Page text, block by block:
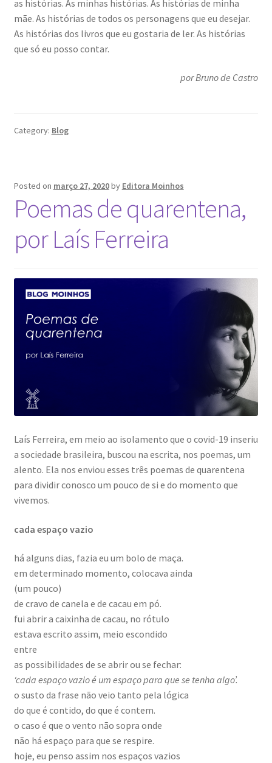
as histórias. As minhas histórias. As histórias de minha
mãe. As histórias de todos os personagens que eu desejar.
As histórias dos livros que eu gostaria de ler. As histórias
que só eu posso contar.
por Bruno de Castro
Category: Blog
Posted on março 27, 2020by Editora Moinhos
Poemas de quarentena,
por Laís Ferreira
Laís Ferreira, em meio ao isolamento que o covid-19 inseriu
a sociedade brasileira, buscou na escrita, nos poemas, um
alento. Ela nos enviou esses três poemas de quarentena
para dividir conosco um pouco de si e do momento que
vivemos.
cada espaço vazio
há alguns dias, fazia eu um bolo de maça.
em determinado momento, colocava ainda
(um pouco)
de cravo de canela e de cacau em pó.
fui abrir a caixinha de cacau, no rótulo
estava escrito assim, meio escondido
entre
as possibilidades de se abrir ou se fechar:
‘cada espaço vazio é um espaço para que se tenha algo’.
o susto da frase não veio tanto pela lógica
do que é contido, do que é contem.
o caso é que o vento não sopra onde
não há espaço para que se respire.
hoje, eu penso assim nos espaços vazios